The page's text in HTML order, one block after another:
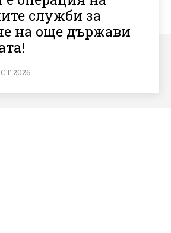
служби за
на още държави
2026